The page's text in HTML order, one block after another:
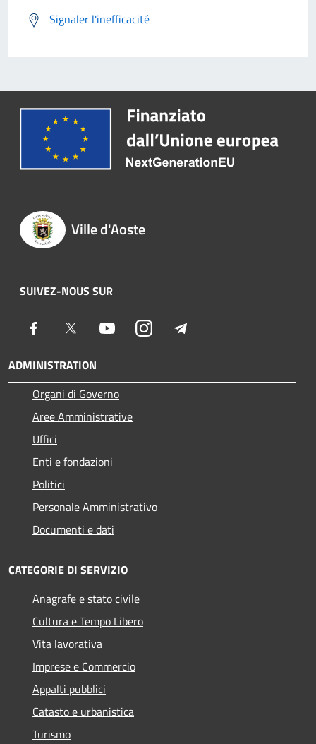
Signaler l'inefficacité
Ville d'Aoste
SUIVEZ-NOUS SUR
Facebook Twitter YoutubeInstagram
ADMINISTRATION
Organi di Governo
Aree Amministrative
Uffici
Enti e fondazioni
Politici
Personale Amministrativo
Documenti e dati
CATEGORIE DI SERVIZIO
Anagrafe e stato civile
Cultura e Tempo Libero
Vita lavorativa
Imprese e Commercio
Appalti pubblici
Catasto e urbanistica
Turismo